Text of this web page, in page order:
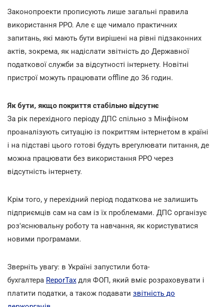
Законопроекти прописують лише загальні правила
використання РРО. Але є ще чимало практичних
запитань, які мають бути вирішені на рівні підзаконних
актів, зокрема, як надіслати звітність до Державної
податкової служби за відсутності інтернету. Новітні
пристрої можуть працювати offline до 36 годин.
Як бути, якщо покриття стабільно відсутнє
За рік перехідного періоду ДПС спільно з Мінфіном
проаналізують ситуацію із покриттям інтернетом в країні
і на підставі цього готові будуть врегулювати питання, де
можна працювати без використання РРО через
відсутність інтернету.
Крім того, у перехідний період податкова не залишить
підприємців сам на сам із їх проблемами. ДПС організує
роз'яснювальну роботу та навчання, як користуватися
новими програмами.
Зверніть увагу: в Україні запустили бота-
бухгалтера ReporTax для ФОП, який вміє розраховувати і
платити податки, а також подавати звітність до